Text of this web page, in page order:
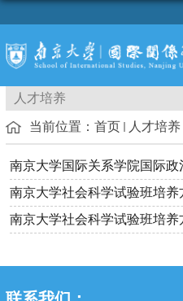
人才培养
当前位置： 首页 人才培养
南京大学国际关系学院国际政
南京大学社会科学试验班培养
南京大学社会科学试验班培养